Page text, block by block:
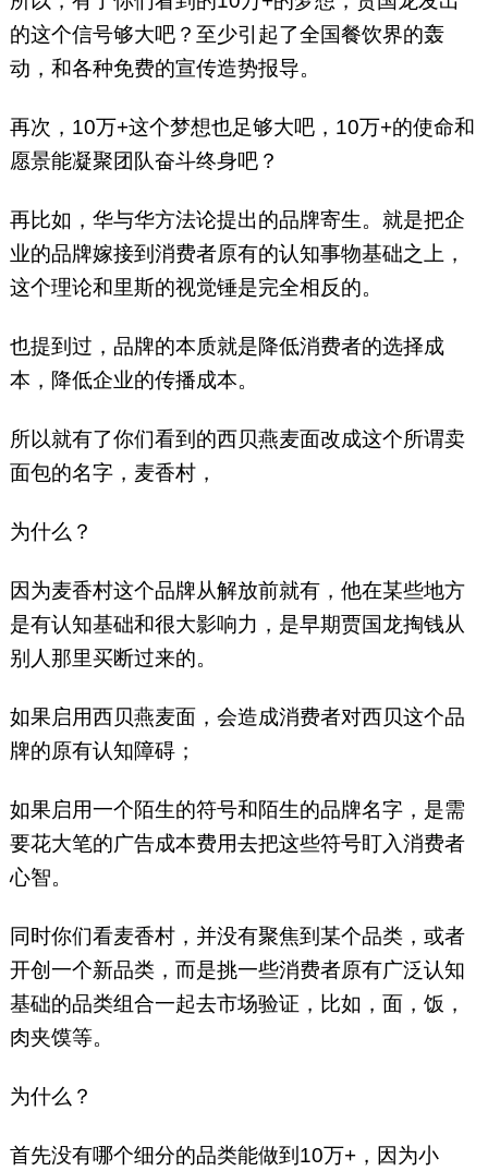
的这个信号够大吧？至少引起了全国餐饮界的轰
动，和各种免费的宣传造势报导。
再次，10万+这个梦想也足够大吧，10万+的使命和
愿景能凝聚团队奋斗终身吧？
再比如，华与华方法论提出的品牌寄生。就是把企
业的品牌嫁接到消费者原有的认知事物基础之上，
这个理论和里斯的视觉锤是完全相反的。
也提到过，品牌的本质就是降低消费者的选择成
本，降低企业的传播成本。
所以就有了你们看到的西贝燕麦面改成这个所谓卖
面包的名字，麦香村，
为什么？
因为麦香村这个品牌从解放前就有，他在某些地方
是有认知基础和很大影响力，是早期贾国龙掏钱从
别人那里买断过来的。
如果启用西贝燕麦面，会造成消费者对西贝这个品
牌的原有认知障碍；
如果启用一个陌生的符号和陌生的品牌名字，是需
要花大笔的广告成本费用去把这些符号盯入消费者
心智。
同时你们看麦香村，并没有聚焦到某个品类，或者
开创一个新品类，而是挑一些消费者原有广泛认知
基础的品类组合一起去市场验证，比如，面，饭，
肉夹馍等。
为什么？
首先没有哪个细分的品类能做到10万+，因为小